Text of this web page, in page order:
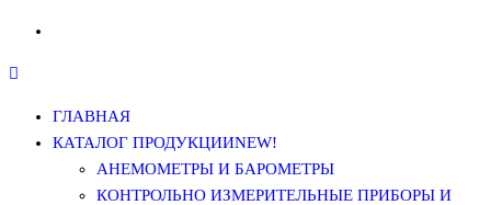
ГЛАВНАЯ
КАТАЛОГ ПРОДУКЦИИNEW!
АНЕМОМЕТРЫ И БАРОМЕТРЫ
КОНТРОЛЬНО ИЗМЕРИТЕЛЬНЫЕ ПРИБОРЫ И